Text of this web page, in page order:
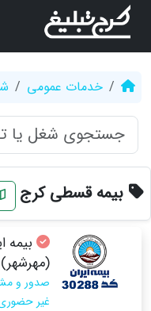
خدمات عمومی
بیمه قسطی کرج
(مهرشهر)
صدور و
غير